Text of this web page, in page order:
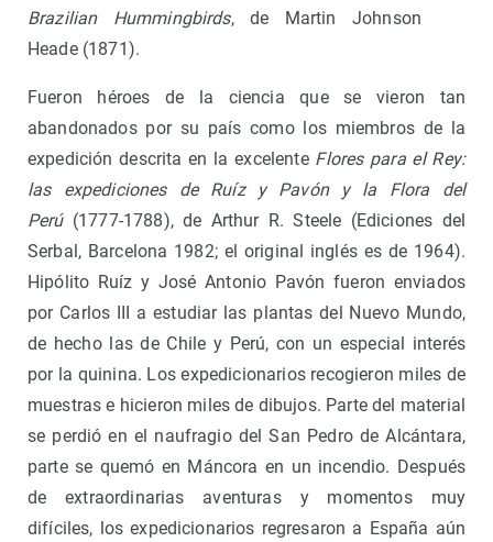
Brazilian Hummingbirds, de Martin Johnson
Heade (1871).
Fueron héroes de la ciencia que se vieron tan
abandonados por su país como los miembros de la
expedición descrita en la excelente Flores para el Rey:
las expediciones de Ruíz y Pavón y la Flora del
Perú (1777-1788), de Arthur R. Steele (Ediciones del
Serbal, Barcelona 1982; el original inglés es de 1964).
Hipólito Ruíz y José Antonio Pavón fueron enviados
por Carlos III a estudiar las plantas del Nuevo Mundo,
de hecho las de Chile y Perú, con un especial interés
por la quinina. Los expedicionarios recogieron miles de
muestras e hicieron miles de dibujos. Parte del material
se perdió en el naufragio del San Pedro de Alcántara,
parte se quemó en Máncora en un incendio. Después
de extraordinarias aventuras y momentos muy
difíciles, los expedicionarios regresaron a España aún